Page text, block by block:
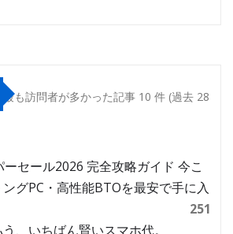
最も訪問者が多かった記事 10 件 (過去 28
ーセール2026 完全攻略ガイド 今こ
グPC・高性能BTOを最安で手に入
251
、いちばん賢いスマホ代。